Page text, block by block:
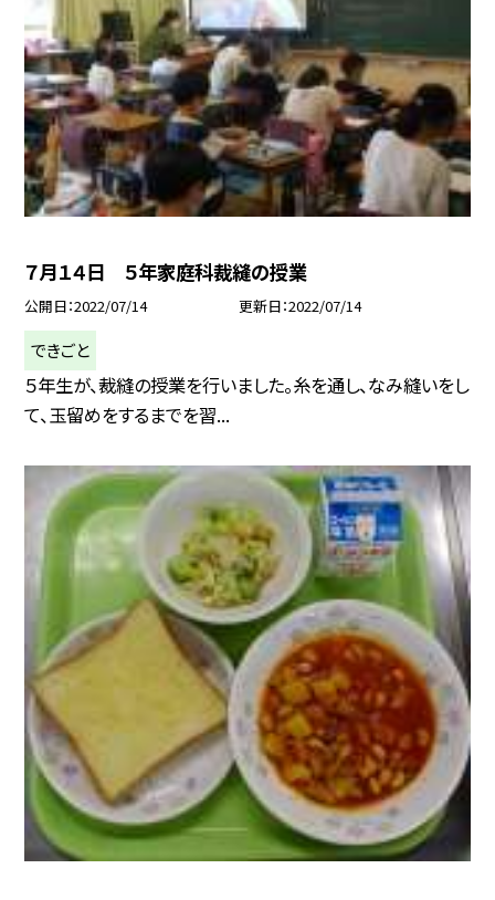
７月１４日 ５年家庭科裁縫の授業
公開日 2022/07/14 更新日 2022/07/14
できごと
５年生が、裁縫の授業を行いました。糸を通し、なみ縫いをし
て、玉留めをするまでを習...